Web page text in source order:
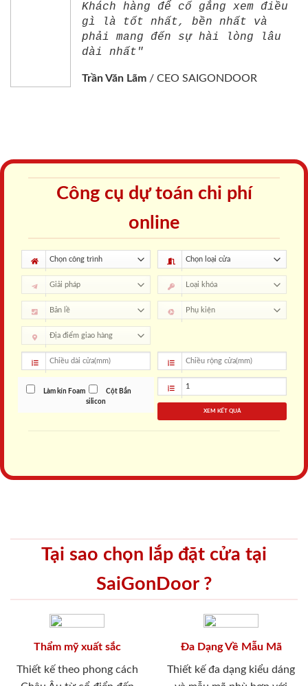
Khách hàng để cố gắng xem điều
gì là tốt nhất, bền nhất và
phải mang đến sự hài lòng lâu
dài nhất"
Trần Văn Lãm / CEO SAIGONDOOR
Công cụ dự toán chi phí
online
Làm kín Foam
Cột Bắn
silicon
XEM KẾT QUẢ
Tại sao chọn lắp đặt cửa tại
SaiGonDoor ?
Thẩm mỹ xuất sắc
Thiết kế theo phong cách
Đa Dạng Về Mẫu Mã
Thiết kế đa dạng kiểu dáng